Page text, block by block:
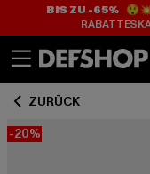
BIS ZU -65%😲💥
ZURÜCK
-20%